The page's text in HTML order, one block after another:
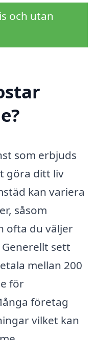
och utan
som erbjuds
göra ditt liv
kan variera
såsom
ofta du väljer
sett
mellan 200
för
företag
vilket kan